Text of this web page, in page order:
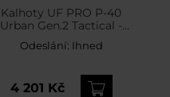
Kalhoty UF PRO P-40
Urban Gen.2 Tactical -
Kangaroo
Odeslání: Ihned
4 201 Kč